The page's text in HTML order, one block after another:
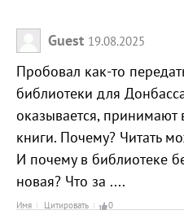
Guest 19.08.2025
Пробовал как-то
библиотеки для
оказывается, принимают
книги. Почему? Читать
И почему в библиотеке
новая? Что за ....
Имя Цитировать 0